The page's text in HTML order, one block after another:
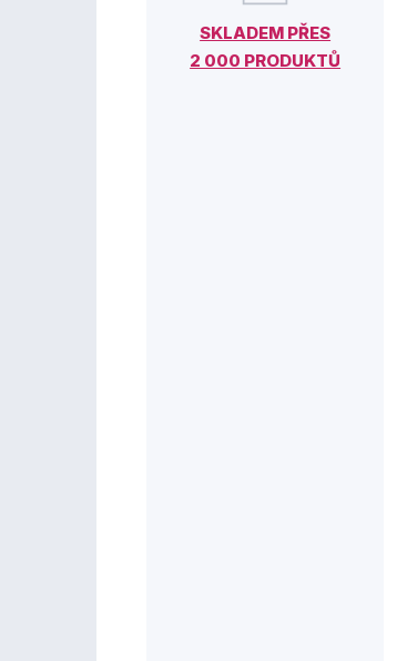
SKLADEM PŘES
2 000 PRODUKTŮ